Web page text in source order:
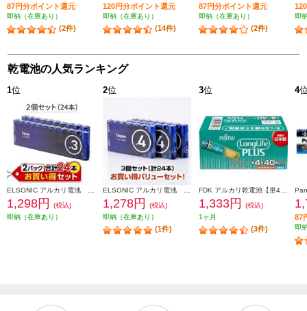
87円分ポイント還元
即納（在庫あり）
(2件)
120円分ポイント還元
即納（在庫あり）
(14件)
87円分ポイント還元
即納（在庫あり）
(2件)
即
乾電池の人気ランキング
1位
1,298円
(税込)
即納（在庫あり）
2位
1,278円
(税込)
即納（在庫あり）
(1件)
3位
1,333円
(税込)
1ヶ月
(3件)
4
87
即